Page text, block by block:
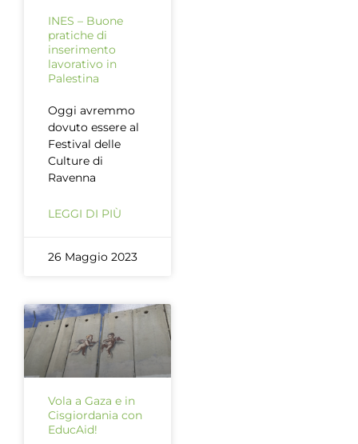
INES – Buone
pratiche di
inserimento
lavorativo in
Palestina
Oggi avremmo
dovuto essere al
Festival delle
Culture di
Ravenna
LEGGI DI PIÙ
26 Maggio 2023
Vola a Gaza e in
Cisgiordania con
EducAid!